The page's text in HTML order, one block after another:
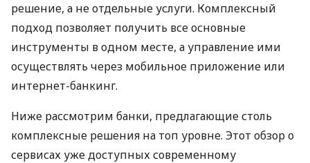
решение, а не отдельные услуги. Комплексный
подход позволяет получить все основные
инструменты в одном месте, а управление ими
осуществлять через мобильное приложение или
интернет-банкинг.
Ниже рассмотрим банки, предлагающие столь
комплексные решения на топ уровне. Этот обзор о
сервисах уже доступных современному